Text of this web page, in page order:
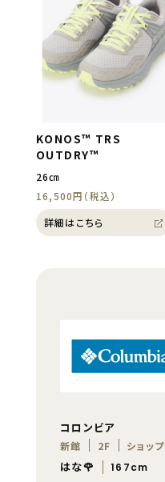
KONOS™ TRS
OUTDRY™
26㎝
16,500円（税込）
詳細はこちら
コロンビア
新館 2F ショップ
はな🌹 167cm